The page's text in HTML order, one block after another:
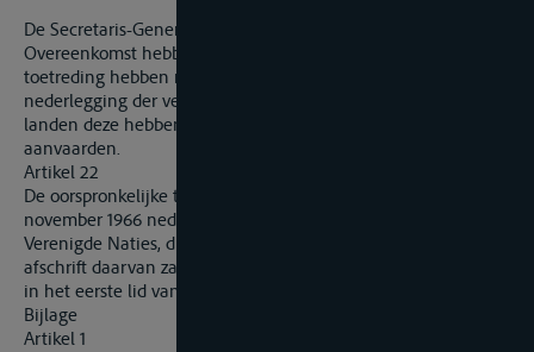
De Secretaris-Generaal stelt alle landen die deze
Overeenkomst hebben ondertekend of een akte van
toetreding hebben nedergelegd, in kennis van de
nederlegging der vertalingen en deelt hun mede welke
landen deze hebben nedergelegd of hebben verklaard deze te
aanvaarden.
Artikel 22
De oorspronkelijke tekst van deze Overeenkomst wordt na 15
november 1966 nedergelegd bij de Secretaris-Generaal van de
Verenigde Naties, die een voor eensluidend gewaarmerkt
afschrift daarvan zal toezenden aan elk der landen, bedoeld
in het eerste lid van artikel 10 van deze Overeenkomst.
Bijlage
Artikel 1